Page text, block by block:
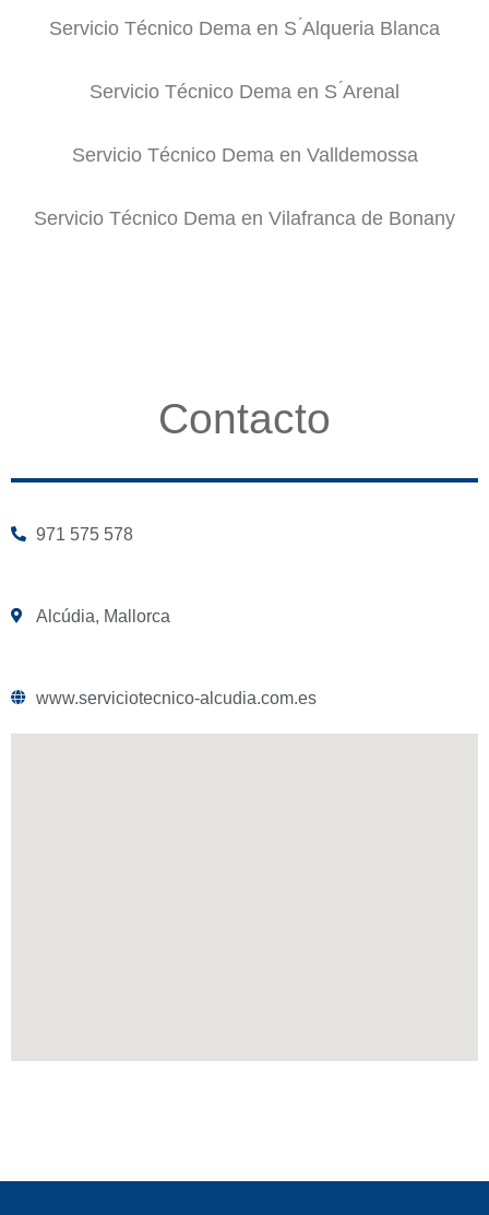
Servicio Técnico Dema en S ́Alqueria Blanca
Servicio Técnico Dema en S ́Arenal
Servicio Técnico Dema en Valldemossa
Servicio Técnico Dema en Vilafranca de Bonany
Contacto
971 575 578
Alcúdia, Mallorca
www.serviciotecnico-alcudia.com.es